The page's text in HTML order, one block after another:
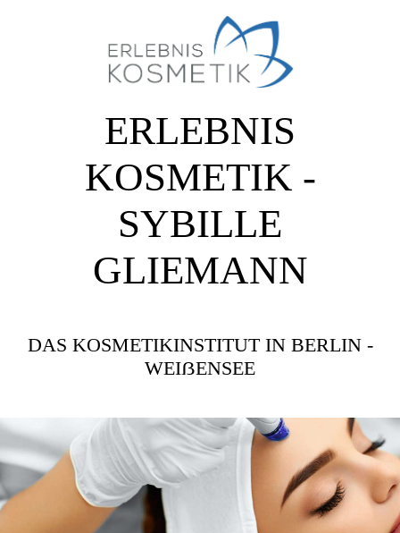
ERLEBNIS
KOSMETIK -
SYBILLE
GLIEMANN
DAS KOSMETIKINSTITUT IN BERLIN -
WEIẞENSEE